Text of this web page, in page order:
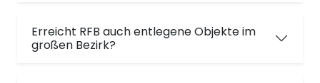
Erreicht RFB auch entlegene Objekte im
großen Bezirk?